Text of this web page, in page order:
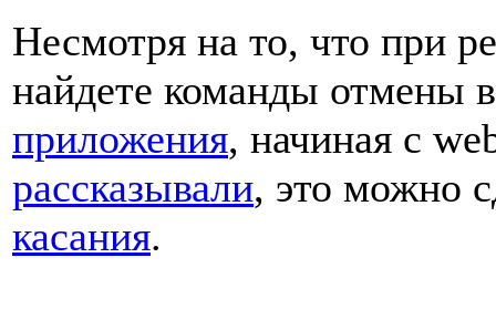
Несмотря на то, что при
найдете команды отмены
приложения, начиная с
рассказывали, это можно
касания.